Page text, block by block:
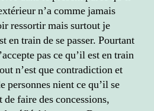
n’a comme jamais
ressortir mais surtout je
en train de se passer. Pourtant
pas ce qu’il est en train
n’est que contradiction et
personnes nient ce qu’il se
de faire des concessions,